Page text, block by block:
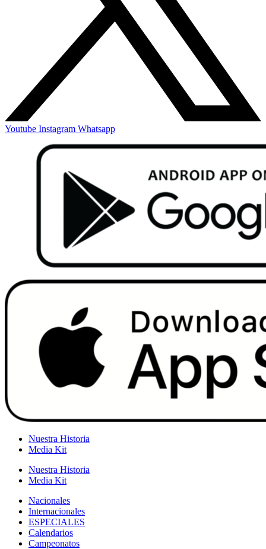
Youtube Instagram Whatsapp
Nuestra Historia
Media Kit
Nuestra Historia
Media Kit
Nacionales
Internacionales
ESPECIALES
Calendarios
Campeonatos